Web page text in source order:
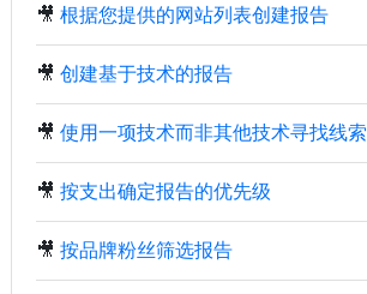
🎥 根据您提供的网站列表创建报告
🎥 创建基于技术的报告
🎥 使用一项技术而非其他技术寻找线索
🎥 按支出确定报告的优先级
🎥 按品牌粉丝筛选报告